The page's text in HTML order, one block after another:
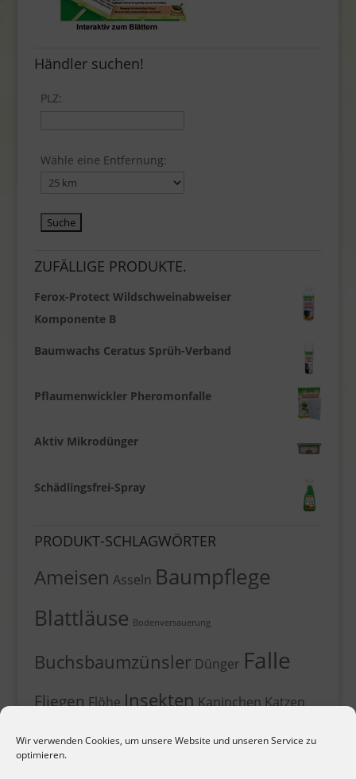
Wir verwenden Cookies, um unsere Website und unseren Service zu
optimieren.
Händler suchen!
PLZ:
Wähle eine Entfernung:
ZUFÄLLIGE PRODUKTE.
Ferox-Protect Wildschweinabweiser
Komponente B
Baumwachs Ceratus Sprüh-Verband
Pflaumenwickler Pheromonfalle
Aktiv Mikrodünger
Schädlingsfrei-Spray
PRODUKT-SCHLAGWÖRTER
Ameisen Asseln Baumpflege
Blattläuse Bodenversauerung
Buchsbaumzünsler Dünger Falle
FliegenFlöhe Insekten KaninchenKatzen
Läuse